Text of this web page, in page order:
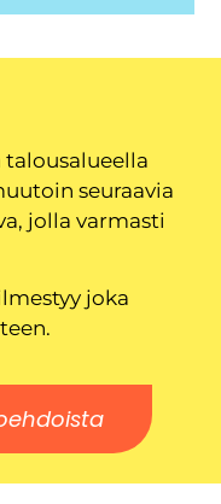
seuraavia
jolla varmasti
joka